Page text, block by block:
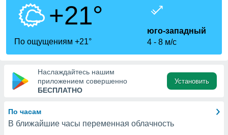
Вы можете
к этому
доступ
+21°
По ощущениям +21°
юго-западный
4
8 м/с
Наслаждайтесь нашим
приложением совершенно
БЕСПЛАТНО
Установить
По часам
В ближайшие часы переменная облачность